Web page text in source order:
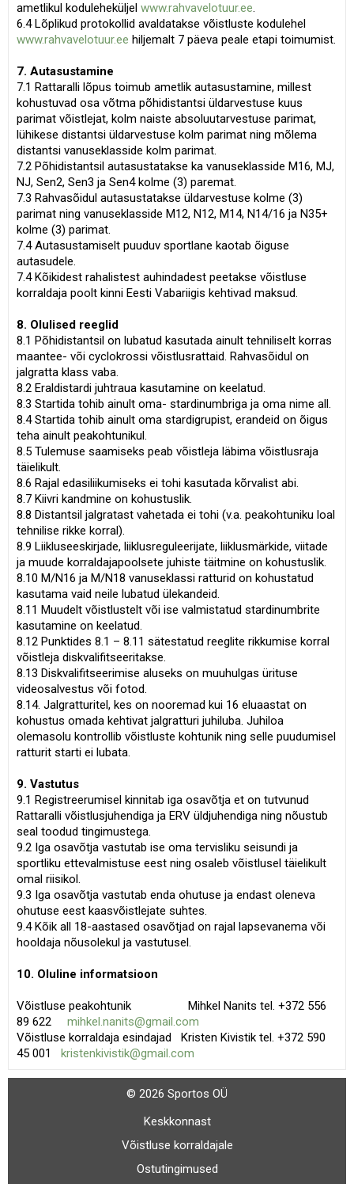
ametlikul koduleheküljel www.rahvavelotuur.ee.
6.4 Lõplikud protokollid avaldatakse võistluste kodulehel
www.rahvavelotuur.ee hiljemalt 7 päeva peale etapi toimumist.
7. Autasustamine
7.1 Rattaralli lõpus toimub ametlik autasustamine, millest
kohustuvad osa võtma põhidistantsi üldarvestuse kuus
parimat võistlejat, kolm naiste absoluutarvestuse parimat,
lühikese distantsi üldarvestuse kolm parimat ning mõlema
distantsi vanuseklasside kolm parimat.
7.2 Põhidistantsil autasustatakse ka vanuseklasside M16, MJ,
NJ, Sen2, Sen3 ja Sen4 kolme (3) paremat.
7.3 Rahvasõidul autasustatakse üldarvestuse kolme (3)
parimat ning vanuseklasside M12, N12, M14, N14/16 ja N35+
kolme (3) parimat.
7.4 Autasustamiselt puuduv sportlane kaotab õiguse
autasudele.
7.4 Kõikidest rahalistest auhindadest peetakse võistluse
korraldaja poolt kinni Eesti Vabariigis kehtivad maksud.
8. Olulised reeglid
8.1 Põhidistantsil on lubatud kasutada ainult tehniliselt korras
maantee- või cyclokrossi võistlusrattaid. Rahvasõidul on
jalgratta klass vaba.
8.2 Eraldistardi juhtraua kasutamine on keelatud.
8.3 Startida tohib ainult oma- stardinumbriga ja oma nime all.
8.4 Startida tohib ainult oma stardigrupist, erandeid on õigus
teha ainult peakohtunikul.
8.5 Tulemuse saamiseks peab võistleja läbima võistlusraja
täielikult.
8.6 Rajal edasiliikumiseks ei tohi kasutada kõrvalist abi.
8.7 Kiivri kandmine on kohustuslik.
8.8 Distantsil jalgratast vahetada ei tohi (v.a. peakohtuniku loal
tehnilise rikke korral).
8.9 Liikluseeskirjade, liiklusreguleerijate, liiklusmärkide, viitade
ja muude korraldajapoolsete juhiste täitmine on kohustuslik.
8.10 M/N16 ja M/N18 vanuseklassi ratturid on kohustatud
kasutama vaid neile lubatud ülekandeid.
8.11 Muudelt võistlustelt või ise valmistatud stardinumbrite
kasutamine on keelatud.
8.12 Punktides 8.1 – 8.11 sätestatud reeglite rikkumise korral
võistleja diskvalifitseeritakse.
8.13 Diskvalifitseerimise aluseks on muuhulgas ürituse
videosalvestus või fotod.
8.14. Jalgratturitel, kes on nooremad kui 16 eluaastat on
kohustus omada kehtivat jalgratturi juhiluba. Juhiloa
olemasolu kontrollib võistluste kohtunik ning selle puudumisel
ratturit starti ei lubata.
9. Vastutus
9.1 Registreerumisel kinnitab iga osavõtja et on tutvunud
Rattaralli võistlusjuhendiga ja ERV üldjuhendiga ning nõustub
seal toodud tingimustega.
9.2 Iga osavõtja vastutab ise oma tervisliku seisundi ja
sportliku ettevalmistuse eest ning osaleb võistlusel täielikult
omal riisikol.
9.3 Iga osavõtja vastutab enda ohutuse ja endast oleneva
ohutuse eest kaasvõistlejate suhtes.
9.4 Kõik all 18-aastased osavõtjad on rajal lapsevanema või
hooldaja nõusolekul ja vastutusel.
10. Oluline informatsioon
Võistluse peakohtunik Mihkel Nanits tel. +372 556
89 622 mihkel.nanits@gmail.com
Võistluse korraldaja esindajad Kristen Kivistik tel. +372 590
45 001 kristenkivistik@gmail.com
© 2026 Sportos OÜ
Keskkonnast
Võistluse korraldajale
Ostutingimused